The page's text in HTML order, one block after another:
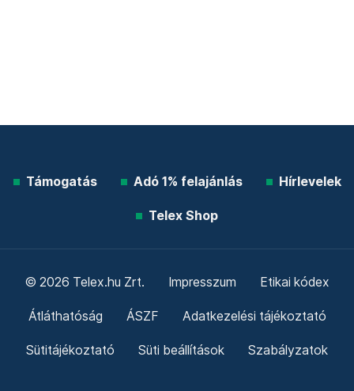
Támogatás Adó 1% felajánlás Hírlevelek
Telex Shop
© 2026 Telex.hu Zrt. Impresszum Etikai kódex
Átláthatóság ÁSZF Adatkezelési tájékoztató
Sütitájékoztató Süti beállítások Szabályzatok